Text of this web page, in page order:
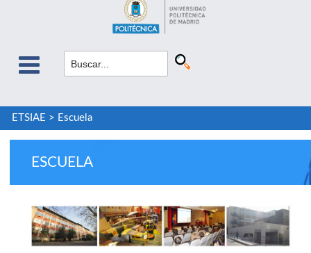
ETSIAE > Escuela
ESCUELA